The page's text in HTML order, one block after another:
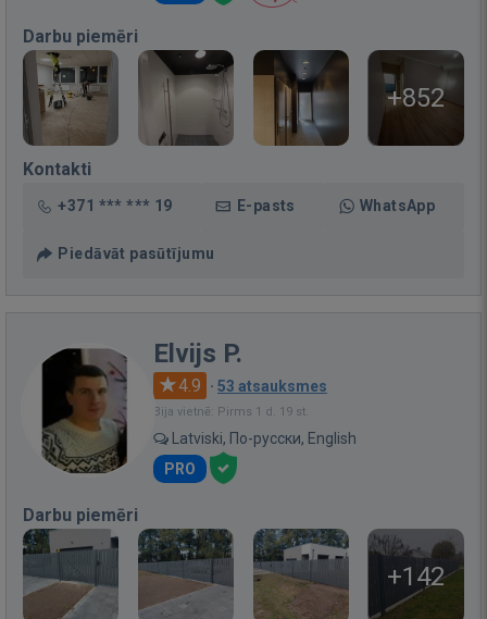
Darbu piemēri
+852
Kontakti
+371 *** *** 19 E-pasts WhatsApp
Piedāvāt pasūtījumu
Elvijs P.
4.9 · 53 atsauksmes
Bija vietnē: Pirms 1 d. 19 st.
Latviski, По-русски, English
PRO
Darbu piemēri
+142